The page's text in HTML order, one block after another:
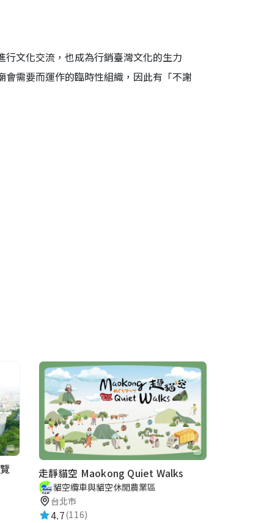
文化交流，也成為行銷臺灣文化的生力
需要而運作的臨時性組織，因此有「不謝
走靜貓空 Maokong Quiet Walks
貓空纜車與貓空休閒農業區
台北市
4.7(116)